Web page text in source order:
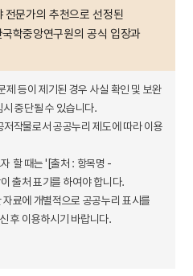
전문가의 추천으로 선정된
학중앙연구원의 공식 입장과
제 등이 제기된 경우 사실 확인 및 보완
중단될 수 있습니다.
작물로서 공공누리 제도에 따라 이용
할 때는 '[출처 : 항목명 -
출처 표기를 하여야 합니다.
료에 개별적으로 공공누리 표시를
후 이용하시기 바랍니다.